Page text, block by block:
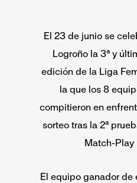
El 23 de junio se
Logroño la 3ª y
edición de la Liga
la que los 8
compitieron en
sorteo tras la 2ª
Match-Play
El equipo ganador de